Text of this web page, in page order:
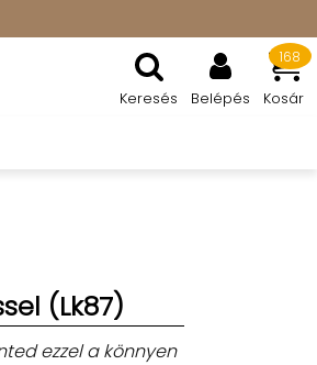
Keresés Belépés Kosár
168
(Lk87)
ezzel a könnyen